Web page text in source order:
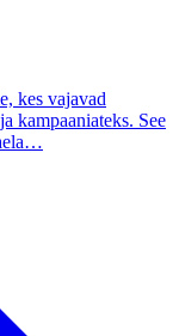
kes vajavad
kampaaniateks. See